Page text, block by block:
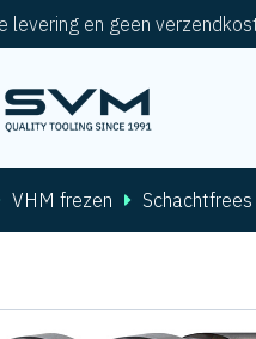
levering en geen
VHM frezen Schachtfrees